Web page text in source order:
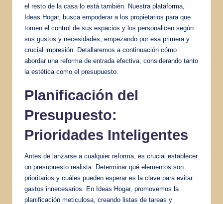
el resto de la casa lo está también. Nuestra plataforma,
Ideas Hogar, busca empoderar a los propietarios para que
tomen el control de sus espacios y los personalicen según
sus gustos y necesidades, empezando por esa primera y
crucial impresión. Detallaremos a continuación cómo
abordar una reforma de entrada efectiva, considerando tanto
la estética como el presupuesto.
Planificación del
Presupuesto:
Prioridades Inteligentes
Antes de lanzarse a cualquier reforma, es crucial establecer
un presupuesto realista. Determinar qué elementos son
prioritarios y cuáles pueden esperar es la clave para evitar
gastos innecesarios. En Ideas Hogar, promovemos la
planificación meticulosa, creando listas de tareas y